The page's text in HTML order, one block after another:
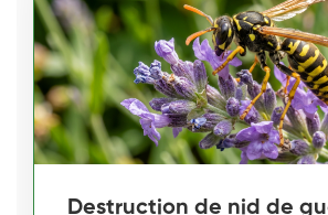
Destruction de nid de